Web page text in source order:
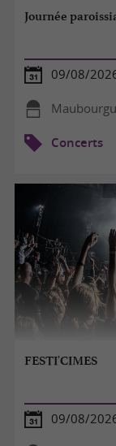
Journée
09/08/
Concerts
FESTI'CIMES
09/08/